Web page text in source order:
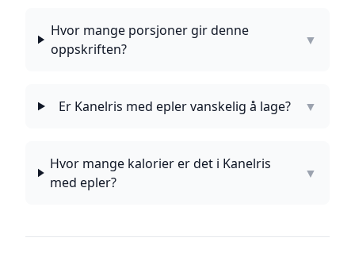
Hvor mange porsjoner gir denne
oppskriften?
▼
Er Kanelris med epler vanskelig å lage? ▼
Hvor mange kalorier er det i Kanelris
med epler?
▼